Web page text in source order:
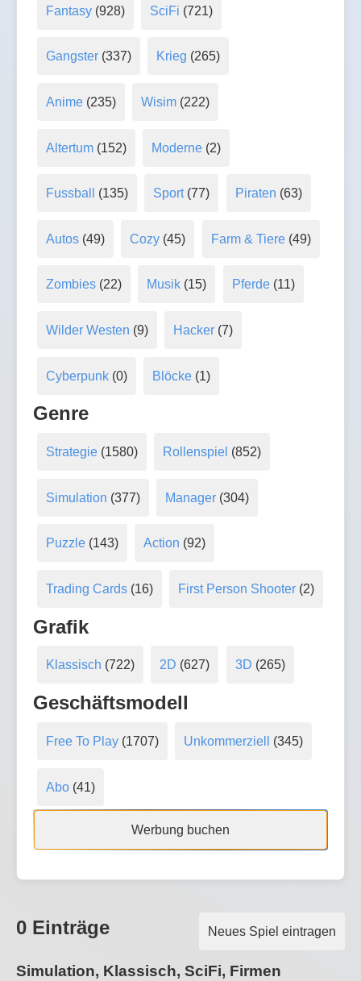
Fantasy(928) SciFi (721)
Gangster(337) Krieg (265)
Anime(235) Wisim (222)
Altertum(152) Moderne (2)
Fussball (135) Sport(77) Piraten (63)
Autos(49) Cozy (45) Farm & Tiere(49)
Zombies(22) Musik (15) Pferde(11)
Wilder Westen (9) Hacker (7)
Cyberpunk(0) Blöcke (1)
Genre
Strategie(1580) Rollenspiel (852)
Simulation (377) Manager (304)
Puzzle(143) Action (92)
Trading Cards(16) First Person Shooter (2)
Grafik
Klassisch (722) 2D (627) 3D (265)
Geschäftsmodell
Free To Play(1707) Unkommerziell (345)
Abo(41)
Werbung buchen
Neues Spiel eintragen
0 Einträge
Simulation, Klassisch, SciFi, Firmen